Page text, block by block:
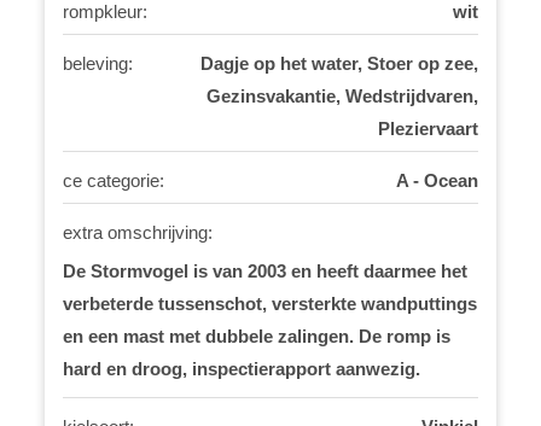
rompkleur: wit
beleving:
Dagje op het water, Stoer op zee,
Gezinsvakantie, Wedstrijdvaren,
Pleziervaart
ce categorie: A - Ocean
extra omschrijving:
De Stormvogel is van 2003 en heeft daarmee het
verbeterde tussenschot, versterkte wandputtings
en een mast met dubbele zalingen. De romp is
hard en droog, inspectierapport aanwezig.